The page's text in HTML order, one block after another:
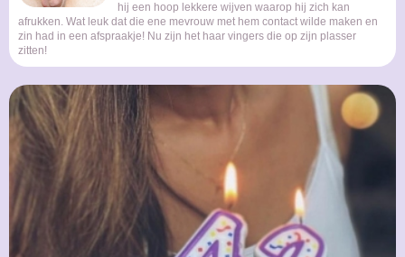
hij een hoop lekkere wijven waarop hij zich kan
afrukken. Wat leuk dat die ene mevrouw met hem contact wilde maken en
zin had in een afspraakje! Nu zijn het haar vingers die op zijn plasser
zitten!